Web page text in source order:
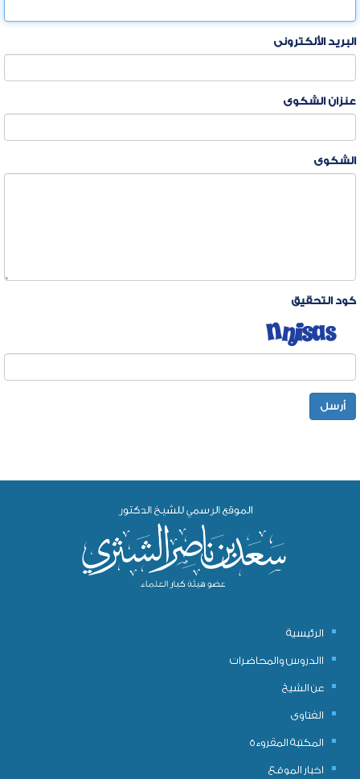
البريد الألكترونى
عنزان الشكوى
الشكوى
كود التحقيق
أرسل
الرئيسية
االدروس والمحاضرات
عن الشيخ
الفتاوى
المكتبة المقروءة
اخبار الموقع